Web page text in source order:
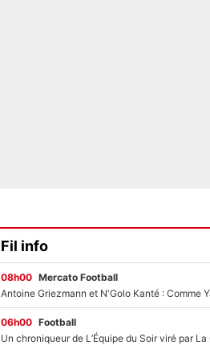
Fil info
08h00 Mercato Football
06h00 Football